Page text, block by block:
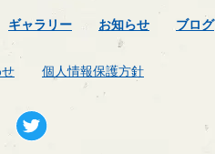
ギャラリー お知らせ ブログ
個人情報保護方針